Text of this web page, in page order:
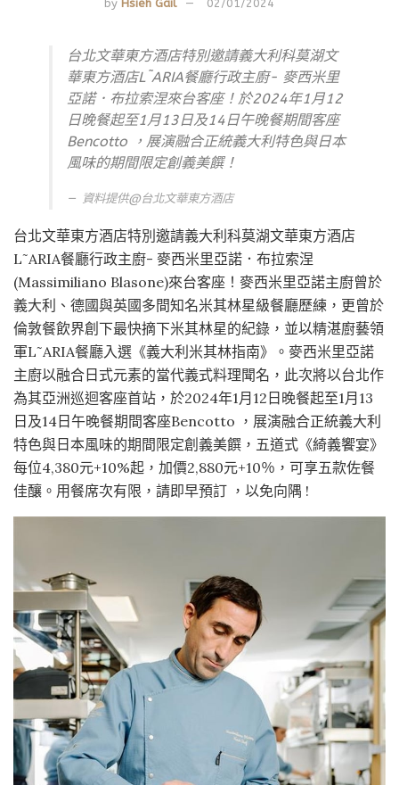
by Hsieh Gail 02/01/2024
台北文華東方酒店特別邀請義大利科莫湖文
華東方酒店L˜ARIA餐廳行政主廚- 麥西米里
亞諾．布拉索涅來台客座！於2024年1月12
日晚餐起至1月13日及14日午晚餐期間客座
Bencotto ，展演融合正統義大利特色與日本
風味的期間限定創義美饌！
資料提供@台北文華東方酒店
台北文華東方酒店特別邀請義大利科莫湖文華東方酒店
L˜ARIA餐廳行政主廚- 麥西米里亞諾．布拉索涅
(Massimiliano Blasone)來台客座！麥西米里亞諾主廚曾於
義大利、德國與英國多間知名米其林星級餐廳歷練，更曾於
倫敦餐飲界創下最快摘下米其林星的紀錄，並以精湛廚藝領
軍L˜ARIA餐廳入選《義大利米其林指南》。麥西米里亞諾
主廚以融合日式元素的當代義式料理聞名，此次將以台北作
為其亞洲巡迴客座首站，於2024年1月12日晚餐起至1月13
日及14日午晚餐期間客座Bencotto ，展演融合正統義大利
特色與日本風味的期間限定創義美饌，五道式《綺義饗宴》
每位4,380元+10%起，加價2,880元+10％，可享五款佐餐
佳釀。用餐席次有限，請即早預訂 ，以免向隅 !